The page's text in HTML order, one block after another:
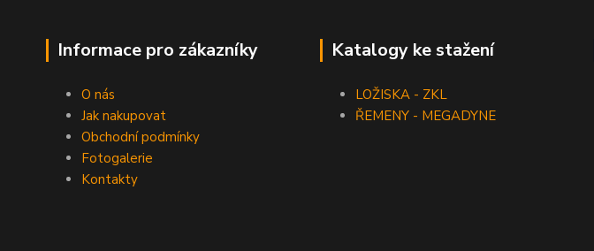
Informace pro zákazníky
O nás
Jak nakupovat
Obchodní podmínky
Fotogalerie
Kontakty
Katalogy ke stažení
LOŽISKA - ZKL
ŘEMENY - MEGADYNE